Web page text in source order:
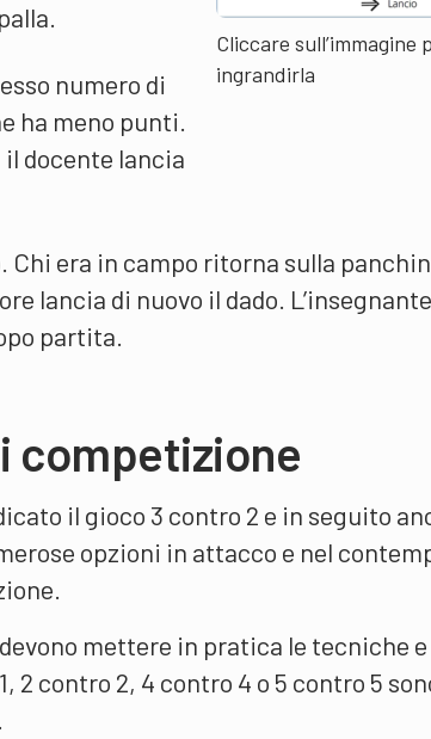
Cliccare sull’immagine
ingrandirla
numero di
ha meno punti.
docente lancia
Chi era in campo ritorna sulla
lancia di nuovo il dado. L’insegnante
partita.
competizione
il gioco 3 contro 2 e in seguito
opzioni in attacco e nel
mettere in pratica le tecniche e
2 contro 2, 4 contro 4 o 5 contro 5